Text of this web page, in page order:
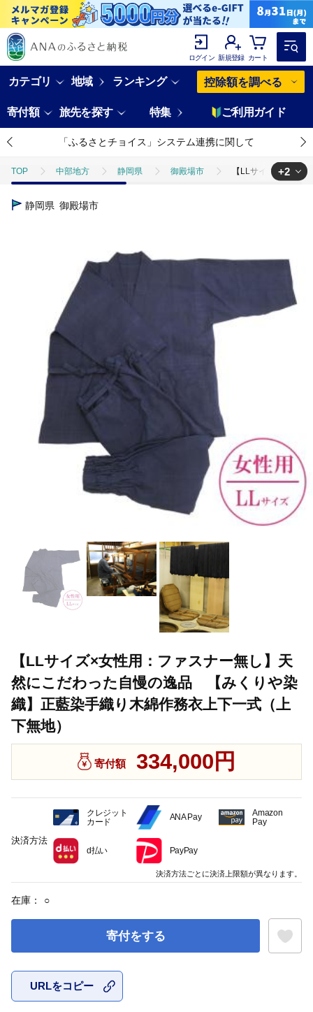
ログイン 新規登録 カート
カテゴリ 地域 ランキング 控除額を調べる
寄付額 旅先を探す 特集 ご利用ガイド
「ふるさとチョイス」システム連携に関して
TOP 中部地方 静岡県 御殿場市 【LLサイズ×女性用
TOP
+2
静岡県 御殿場市
【LLサイズ×女性用：ファスナー無し】天
然にこだわった自慢の逸品 【みくりや染
織】正藍染手織り木綿作務衣上下一式（上
下無地）
寄付額 334,000円
在庫： ○
寄付をする
URLをコピー
決済方法
クレジット
カード
ANA Pay
Amazon
Pay
d払い PayPay
決済方法ごとに決済上限額が異なります。